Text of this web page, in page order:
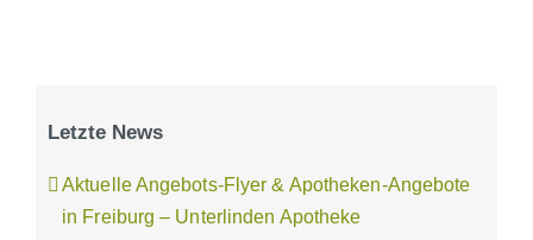
Letzte News
Aktuelle Angebots-Flyer & Apotheken-Angebote
in Freiburg – Unterlinden Apotheke